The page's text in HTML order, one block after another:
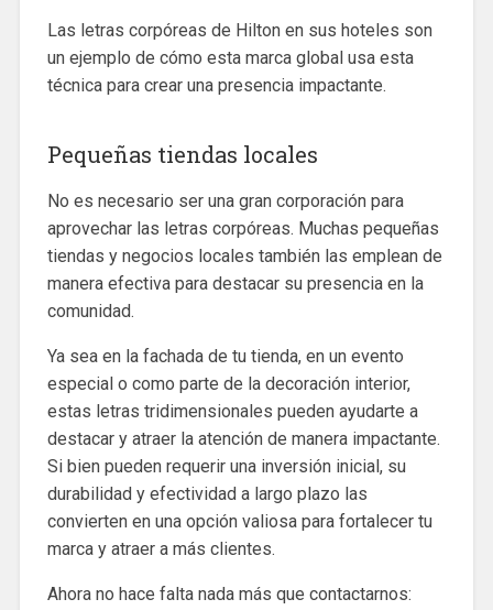
Las letras corpóreas de Hilton en sus hoteles son
un ejemplo de cómo esta marca global usa esta
técnica para crear una presencia impactante.
Pequeñas tiendas locales
No es necesario ser una gran corporación para
aprovechar las letras corpóreas. Muchas pequeñas
tiendas y negocios locales también las emplean de
manera efectiva para destacar su presencia en la
comunidad.
Ya sea en la fachada de tu tienda, en un evento
especial o como parte de la decoración interior,
estas letras tridimensionales pueden ayudarte a
destacar y atraer la atención de manera impactante.
Si bien pueden requerir una inversión inicial, su
durabilidad y efectividad a largo plazo las
convierten en una opción valiosa para fortalecer tu
marca y atraer a más clientes.
Ahora no hace falta nada más que contactarnos: